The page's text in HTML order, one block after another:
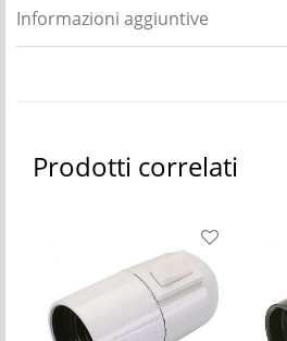
Informazioni aggiuntive
Prodotti correlati